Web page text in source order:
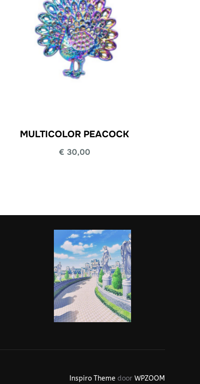
MULTICOLOR PEACOCK
€ 30,00
Inspiro Theme door WPZOOM